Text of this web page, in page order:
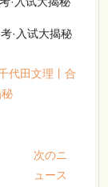
代田文理丨合
次のニ
ュース